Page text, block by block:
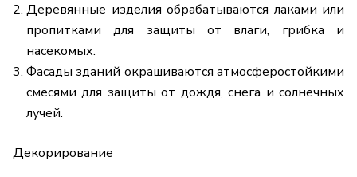
Деревянные изделия обрабатываются лаками или
пропитками для защиты от влаги, грибка и
насекомых.
Фасады зданий окрашиваются атмосферостойкими
смесями для защиты от дождя, снега и солнечных
лучей.
Декорирование